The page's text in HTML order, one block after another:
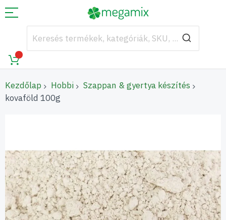
Kezdőlap Hobbi
Szappan & gyertya készítés
kovaföld 100g